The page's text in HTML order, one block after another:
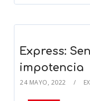
Express:
impotencia
24 MAYO, 2022